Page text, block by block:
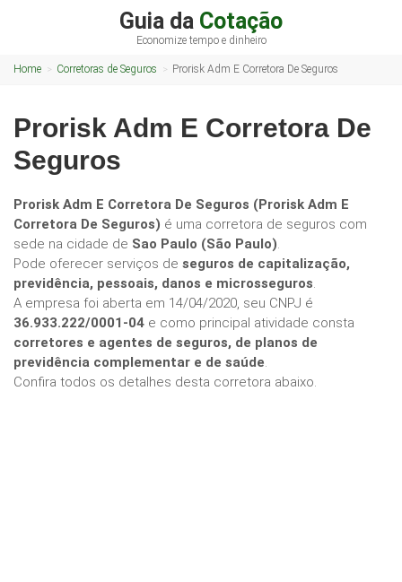
Guia da Cotação
Economize tempo e dinheiro
Home Corretoras de Seguros Prorisk Adm E Corretora De Seguros
Prorisk Adm E Corretora De
Seguros
Prorisk Adm E Corretora De Seguros (Prorisk Adm E
Corretora De Seguros) é uma corretora de seguros com
sede na cidade de Sao Paulo (São Paulo).
Pode oferecer serviços de seguros de capitalização,
previdência, pessoais, danos e microsseguros.
A empresa foi aberta em 14/04/2020, seu CNPJ é
36.933.222/0001-04 e como principal atividade consta
corretores e agentes de seguros, de planos de
previdência complementar e de saúde.
Confira todos os detalhes desta corretora abaixo.